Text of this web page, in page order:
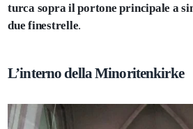
turca sopra il portone principale a
due finestrelle.
L’interno della Minoritenkirke